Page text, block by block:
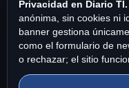
Diario TI
Privacidad en Diario TI.
anónima, sin cookies ni
banner gestiona
como el formulario de
o rechazar; el sitio